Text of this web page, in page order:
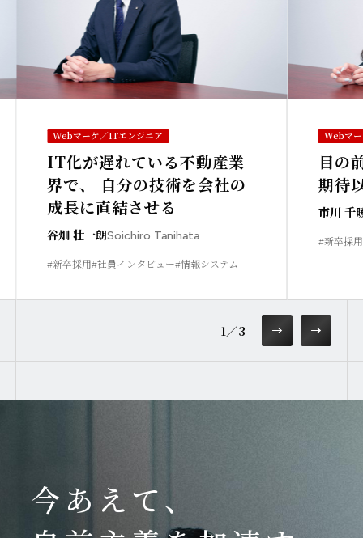
Webマーケ／ITエンジニア
IT化が遅れている不動産業
界で、 自分の技術を会社の
成長に直結させる
谷畑 壮一朗Soichiro Tanihata
#新卒採用#社員インタビュー#情報システム
Webマ
目の
期待
市川 千
#新卒採用
1 ／3
今あえて、